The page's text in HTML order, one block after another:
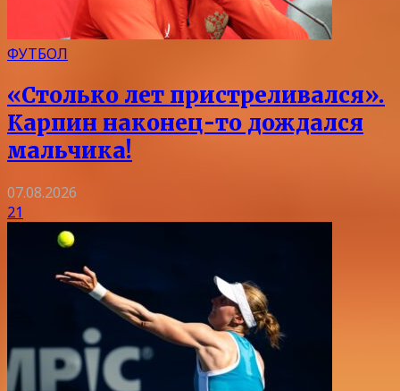
ФУТБОЛ
«Столько лет пристреливался».
Карпин наконец-то дождался
мальчика!
07.08.2026
21